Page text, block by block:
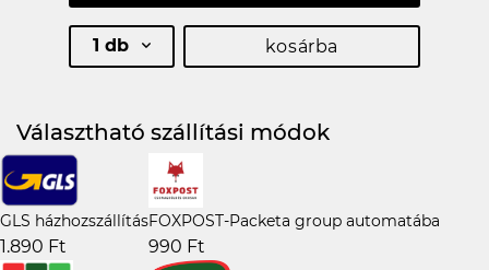
1 db kosárba
Választható szállítási módok
GLS házhozszállítás
1.890 Ft
FOXPOST-Packeta group automatába
990 Ft